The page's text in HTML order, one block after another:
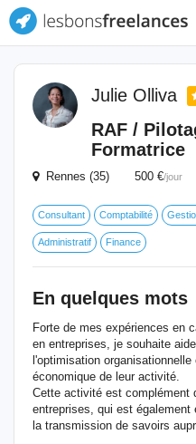
Julie Olliva
RAF /
Formatrice
Rennes (35) 500 €/jour
Consultant Comptabilité
Administratif Finance
En quelques mots
Forte de mes expériences en
en entreprises, je souhaite
l'optimisation
économique de leur activité.
Cette activité est complément
entreprises, qui est
la transmission de savoirs